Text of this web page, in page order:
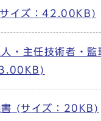
イズ：42.00KB)
・主任技術者・監
書 (サイズ：20KB)